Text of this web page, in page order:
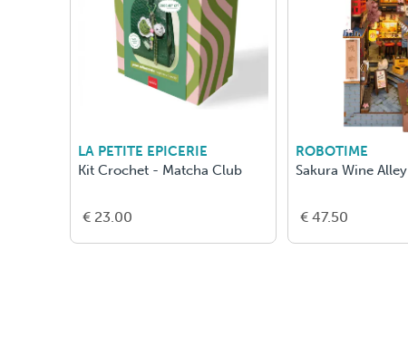
LA PETITE EPICERIE
Kit Crochet - Matcha Club
€ 23.00
ROBOTIME
Sakura Wine Alley
€ 47.50